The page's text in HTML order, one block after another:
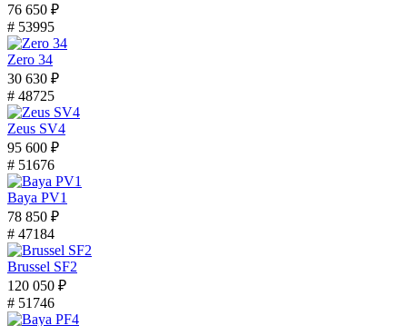
76 650 ₽
# 53995
Zero 34
30 630 ₽
# 48725
Zeus SV4
95 600 ₽
# 51676
Baya PV1
78 850 ₽
# 47184
Brussel SF2
120 050 ₽
# 51746